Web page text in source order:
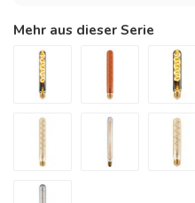
Mehr aus dieser Serie